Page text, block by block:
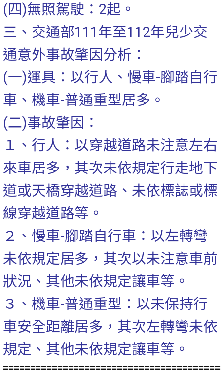
(四)無照駕駛：2起。
三、交通部111年至112年兒少交
通意外事故肇因分析：
(一)運具：以行人、慢車-腳踏自行
車、機車-普通重型居多。
(二)事故肇因：
１、行人：以穿越道路未注意左右
來車居多，其次未依規定行走地下
道或天橋穿越道路、未依標誌或標
線穿越道路等。
２、慢車-腳踏自行車：以左轉彎
未依規定居多，其次以未注意車前
狀況、其他未依規定讓車等。
３、機車-普通重型：以未保持行
車安全距離居多，其次左轉彎未依
規定、其他未依規定讓車等。